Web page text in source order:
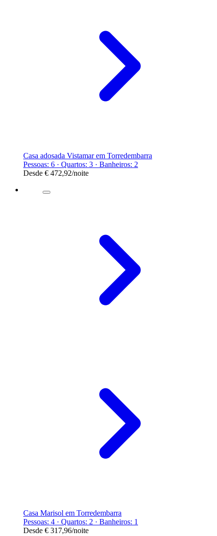
Casa adosada Vistamar em Torredembarra
Pessoas: 6 · Quartos: 3 · Banheiros: 2
Desde € 472,92/noite
Casa Marisol em Torredembarra
Pessoas: 4 · Quartos: 2 · Banheiros: 1
Desde € 317,96/noite